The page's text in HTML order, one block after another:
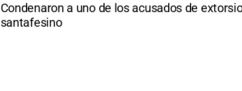
Condenaron a uno de los acusados de
santafesino